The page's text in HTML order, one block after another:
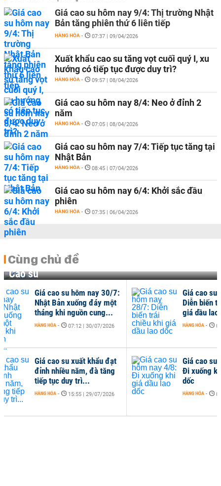
Giá cao su hôm nay 9/4: Thị trường Nhật
Bản tăng phiên thứ 6 liên tiếp
HÀNG HÓA - 07:37 | 09/04/2026
Xuất khẩu cao su tăng vọt cuối quý I, xu
hướng có tiếp tục được duy trì?
HÀNG HÓA - 09:57 | 08/04/2026
Giá cao su hôm nay 8/4: Neo ở đỉnh 2
năm
HÀNG HÓA - 07:05 | 08/04/2026
Giá cao su hôm nay 7/4: Tiếp tục tăng tại
Nhật Bản
HÀNG HÓA - 08:45 | 07/04/2026
Giá cao su hôm nay 6/4: Khởi sắc đầu
phiên
HÀNG HÓA - 07:35 | 06/04/2026
Cùng chủ đề
Cao su
Giá cao su hôm nay 6/8:
Nhật Bản biến động nhẹ
khi lo ngại nguồn cung...
HÀNG HÓA - 19 giờ trước
Giá cao su hôm nay 5/8:
Tăng theo đà hồi phục
HÀNG HÓA - 07:24 | 05/08/2026
Giá cao
Khởi sắc
xe
HÀNG HÓA -
Giá cao
Nhật
tăng khi
và...